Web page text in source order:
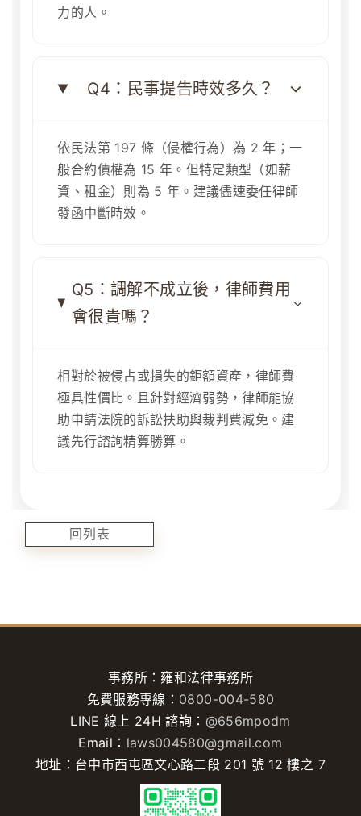
力的人。
Q4：民事提告時效多久？
依民法第 197 條（侵權行為）為 2 年；一
般合約債權為 15 年。但特定類型（如薪
資、租金）則為 5 年。建議儘速委任律師
發函中斷時效。
Q5：調解不成立後，律師費用
會很貴嗎？
相對於被侵占或損失的鉅額資產，律師費
極具性價比。且針對經濟弱勢，律師能協
助申請法院的訴訟扶助與裁判費減免。建
議先行諮詢精算勝算。
回列表
事務所：雍和法律事務所
免費服務專線： 0800-004-580
LINE 線上 24H 諮詢： @656mpodm
Email： laws004580@gmail.com
地址：台中市西屯區文心路二段 201 號 12 樓之 7